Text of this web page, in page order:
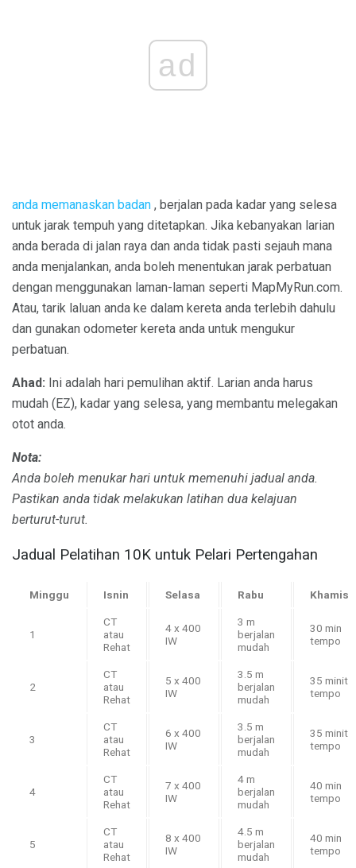
ad
anda memanaskan badan , berjalan pada kadar yang selesa
untuk jarak tempuh yang ditetapkan. Jika kebanyakan larian
anda berada di jalan raya dan anda tidak pasti sejauh mana
anda menjalankan, anda boleh menentukan jarak perbatuan
dengan menggunakan laman-laman seperti MapMyRun.com.
Atau, tarik laluan anda ke dalam kereta anda terlebih dahulu
dan gunakan odometer kereta anda untuk mengukur
perbatuan.
Ahad: Ini adalah hari pemulihan aktif. Larian anda harus
mudah (EZ), kadar yang selesa, yang membantu melegakan
otot anda.
Nota:
Anda boleh menukar hari untuk memenuhi jadual anda.
Pastikan anda tidak melakukan latihan dua kelajuan
berturut-turut.
Jadual Pelatihan 10K untuk Pelari Pertengahan
Minggu Isnin Selasa Rabu Khamis
1
CT
atau
Rehat
4 x 400
IW
3 m
berjalan
mudah
30 min
tempo
2
CT
atau
Rehat
5 x 400
IW
3.5 m
berjalan
mudah
35 minit
tempo
3
CT
atau
Rehat
6 x 400
IW
3.5 m
berjalan
mudah
35 minit
tempo
4
CT
atau
Rehat
7 x 400
IW
4 m
berjalan
mudah
40 min
tempo
5
CT
atau
Rehat
8 x 400
IW
4.5 m
berjalan
mudah
40 min
tempo